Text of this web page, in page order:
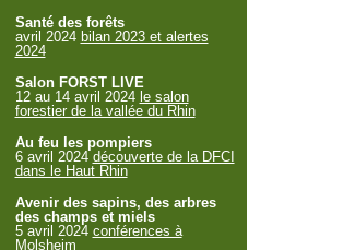
Santé des forêts
avril 2024 bilan 2023 et alertes
2024
Salon FORST LIVE
12 au 14 avril 2024 le salon
forestier de la vallée du Rhin
Au feu les pompiers
6 avril 2024 découverte de la DFCI
dans le Haut Rhin
Avenir des sapins, des arbres
des champs et miels
5 avril 2024 conférences à
Molsheim